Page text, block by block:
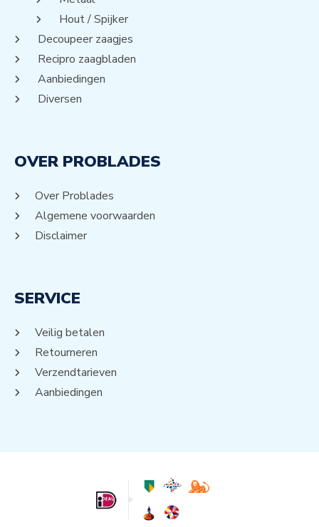
Hout / Spijker
Decoupeer zaagjes
Recipro zaagbladen
Aanbiedingen
Diversen
OVER PROBLADES
Over Problades
Algemene voorwaarden
Disclaimer
SERVICE
Veilig betalen
Retourneren
Verzendtarieven
Aanbiedingen